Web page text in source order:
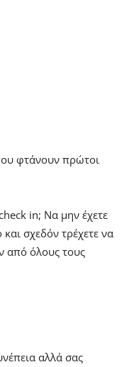
φτάνουν πρώτοι
in; Να μην έχετε
σχεδόν τρέχετε να
από όλους τους
αλλά σας